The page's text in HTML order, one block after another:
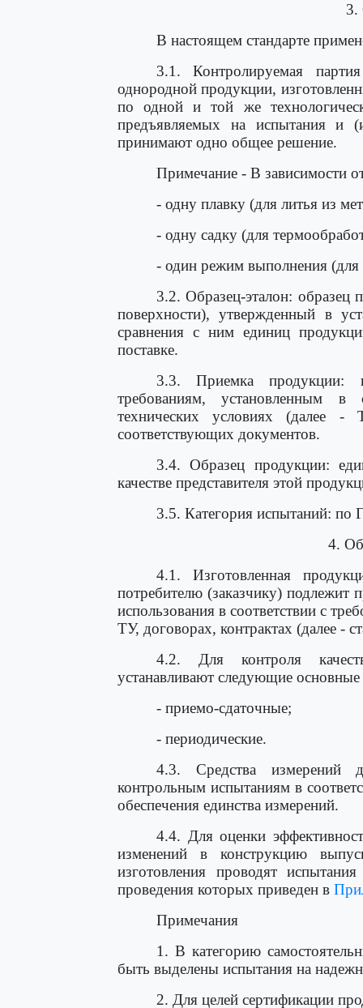
3.
В настоящем стандарте
3.1. Контролируемая
однородной продукции,
по одной и той же
предъявляемых на испытания и
принимают одно общее решение.
Примечание - В зависимости
- одну плавку (для литья из
- одну садку (для
- один режим выполнения (для
3.2. Образец-эталон: образец
поверхности), утвержденный в
сравнения с ним единиц
поставке.
3.3. Приемка продукции:
требованиям, установленным в
технических условиях (далее
соответствующих документов.
3.4. Образец продукции:
качестве представителя этой
3.5. Категория испытаний:
4.
4.1. Изготовленная
потребителю (заказчику) подлежит
использования в соответствии с
ТУ, договорах, контрактах (далее -
4.2. Для контроля
устанавливают следующие
- приемо-сдаточные;
- периодические.
4.3. Средства измерений
контрольным испытаниям в
обеспечения единства измерений.
4.4. Для оценки
изменений в конструкцию
изготовления проводят
проведения которых приведен в
Примечания
1. В категорию
быть выделены испытания на
2. Для целей сертификации